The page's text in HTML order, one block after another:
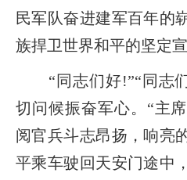
民军队奋进建军百年的
族捍卫世界和平的坚定宣
“同志们好!”“同志们
切问候振奋军心。“主
阅官兵斗志昂扬，响亮
平乘车驶回天安门途中